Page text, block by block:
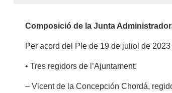
Composició de la Junta
Per acord del Ple de 19 de juliol de
• Tres regidors de l’Ajuntament:
– Vicent de la Concepción Chordá,